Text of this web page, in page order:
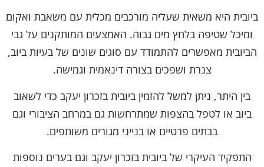
ביובית היא משאית שעליה מורכבים מכלית עם משאבת ואקום
ומיכל שטיפה בלחץ מים גבוה. האמצעים המותקנים על גבי
הביובית מאפשרים להתמודד עם סוגים שונים של בעיות ביוב,
צנרת ושפכים בצורה דינאמית וגמישה.
בין היתר, ניתן למשל להזמין ביובית בזכרון יעקב כדי לשאוב
ביוב או לטפל בהצפות שמתרחשות גם במרחב הציבורי וגם
בבתים פרטיים או בנייני מגורים משותפים.
התפקיד העיקרי של ביובית בזכרון יעקב וגם בערים נוספות